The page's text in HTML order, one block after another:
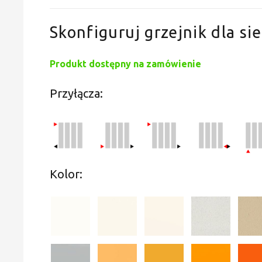
Skonfiguruj grzejnik dla
Produkt dostępny na zamówienie
Przyłącza:
Kolor: